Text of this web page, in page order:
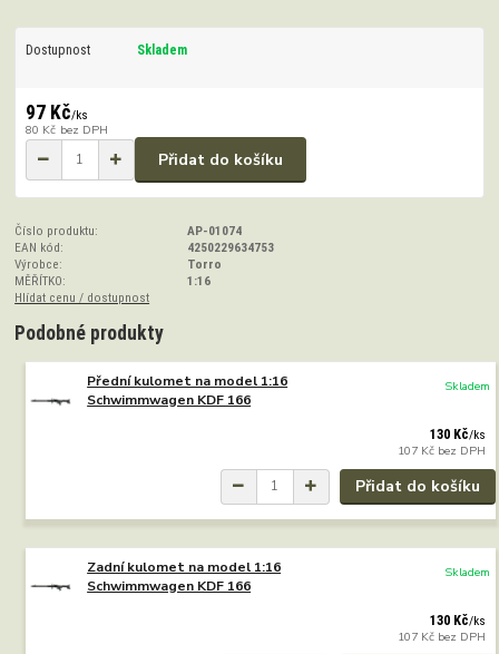
Dostupnost Skladem
97 Kč/ks
80 Kč bez DPH
Přidat do košíku
Číslo produktu:
AP-01074
EAN kód:
4250229634753
Výrobce:
Torro
MĚŘÍTKO:
1:16
Hlídat cenu / dostupnost
Podobné produkty
Přední kulomet na model 1:16
Schwimmwagen KDF 166
130 Kč/ks
107 Kč bez DPH
Skladem
Přidat do košíku
Zadní kulomet na model 1:16
Schwimmwagen KDF 166
130 Kč/ks
107 Kč bez DPH
Skladem